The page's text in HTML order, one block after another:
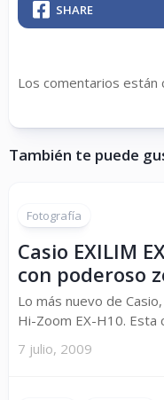
SHARE
Los comentarios están
También te puede
Fotografía
Casio EXILIM
con poderoso
Lo más nuevo de
Hi-Zoom EX-H10. Esta
7 julio, 2009